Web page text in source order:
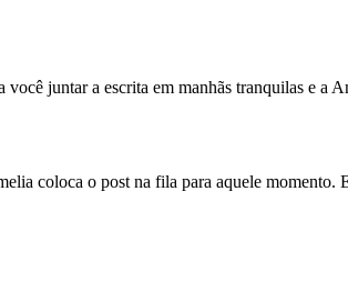
juntar a escrita em manhãs tranquilas e a
coloca o post na fila para aquele momento.